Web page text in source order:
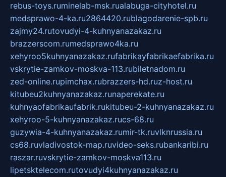
rebus-toys.ruminelab-msk.rualabuga-cityhotel.ru
medsprawo-4-ka.ru2864420.rublagodarenie-spb.ru
zajmy24.rutovudyi-4-kuhnyanazakaz.ru
brazzerscom.rumedsprawo4ka.ru
xehyroo5kuhnyanazakaz.rufabrikayfabrikaefabrika.ru
vskrytie-zamkov-moskva-113.rubiletnadom.ru
zed-online.rupimchax.rubrazzers-hd.ruz-host.ru
kitubeu2kuhnyanazakaz.runaperekate.ru
kuhnyaofabrikaufabrik.rukitubeu-2-kuhnyanazakaz.ru
xehyroo-5-kuhnyanazakaz.rucs-68.ru
guzywia-4-kuhnyanazakaz.rumir-tk.ruvlknrussia.ru
cs68.ruvladivostok-map.ruvideo-seks.rubankaribi.ru
raszar.ruvskrytie-zamkov-moskva113.ru
lipetsktelecom.rutovudyi4kuhnyanazakaz.ru